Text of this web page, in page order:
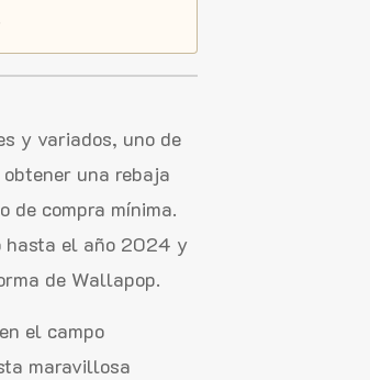
y variados, uno de
una rebaja
de compra mínima.
hasta el año 2024 y
de Wallapop.
el campo
maravillosa